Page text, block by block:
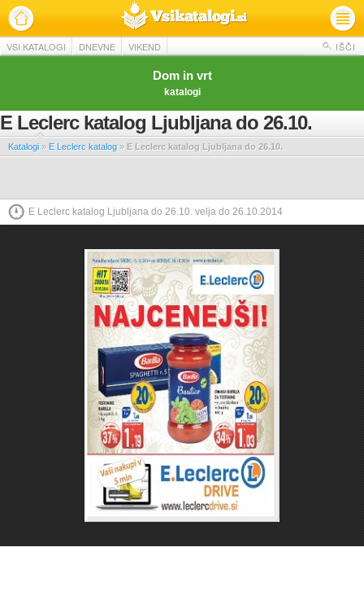
VSI KATALOGI DNEVNE VIKEND IŠČI
Dom in vrt
katalogi
E Leclerc katalog Ljubljana do 26.10.
Katalogi » E Leclerc katalog » E Leclerc katalog Ljubljana do 26.10.
E Leclerc katalog Ljubljana do 26.10. velja do 26.10.2014